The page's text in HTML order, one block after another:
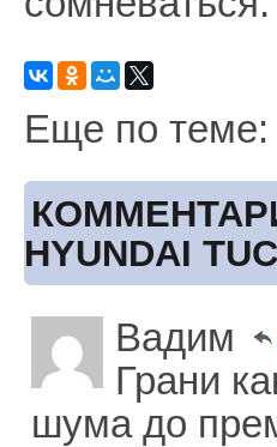
Еще по теме:
HYUNDAI
Вадим
Грани
шума до